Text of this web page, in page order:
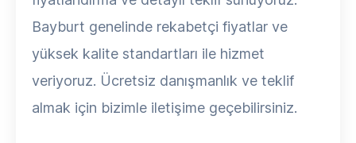
Bayburt genelinde rekabetçi fiyatlar ve
yüksek kalite standartları ile hizmet
veriyoruz. Ücretsiz danışmanlık ve teklif
almak için bizimle iletişime geçebilirsiniz.